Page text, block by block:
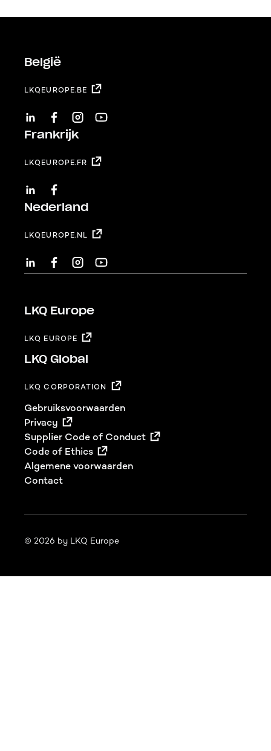
België
LKQEUROPE.BE
LINKEDINFACEBOOKINSTAGRAM
YOUTUBE
Frankrijk
LKQEUROPE.FR
LINKEDINFACEBOOK
Nederland
LKQEUROPE.NL
LINKEDINFACEBOOKINSTAGRAM
YOUTUBE
LKQ Europe
LKQ EUROPE
LKQ Global
LKQ CORPORATION
Footer
Gebruiksvoorwaarden
Privacy
Supplier Code of Conduct
Code of Ethics
Algemene voorwaarden
Contact
© 2026 by LKQ Europe